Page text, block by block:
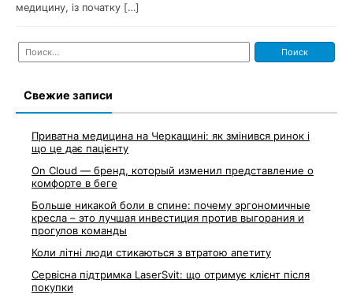
медицину, із початку […]
Найти:
Свежие записи
Приватна медицина на Черкащині: як змінився ринок і
що це дає пацієнту
On Cloud — бренд, который изменил представление о
комфорте в беге
Больше никакой боли в спине: почему эргономичные
кресла – это лучшая инвестиция против выгорания и
прогулов команды
Коли літні люди стикаються з втратою апетиту
Сервісна підтримка LaserSvit: що отримує клієнт після
покупки